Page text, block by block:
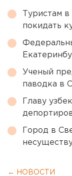
Туристам
покидать
Ученый
паводка в
Главу
Город в
← НОВОСТИ